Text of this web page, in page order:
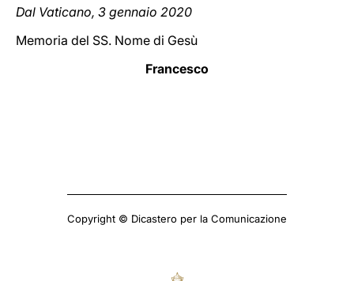
Dal Vaticano, 3 gennaio 2020
Memoria del SS. Nome di Gesù
Francesco
Copyright © Dicastero per la Comunicazione